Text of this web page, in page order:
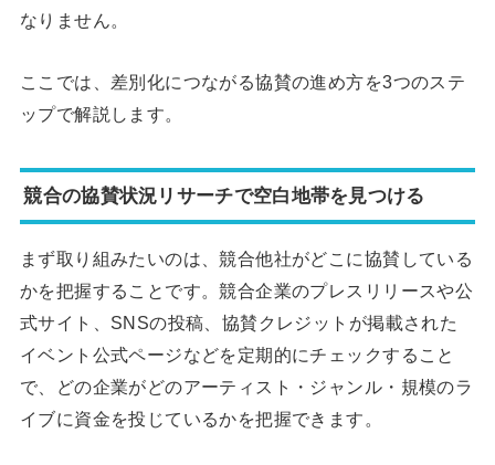
なりません。
ここでは、差別化につながる協賛の進め方を3つのステ
ップで解説します。
競合の協賛状況リサーチで空白地帯を見つける
まず取り組みたいのは、競合他社がどこに協賛している
かを把握することです。競合企業のプレスリリースや公
式サイト、SNSの投稿、協賛クレジットが掲載された
イベント公式ページなどを定期的にチェックすること
で、どの企業がどのアーティスト・ジャンル・規模のラ
イブに資金を投じているかを把握できます。